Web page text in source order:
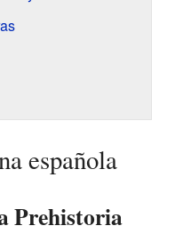
española
Prehistoria